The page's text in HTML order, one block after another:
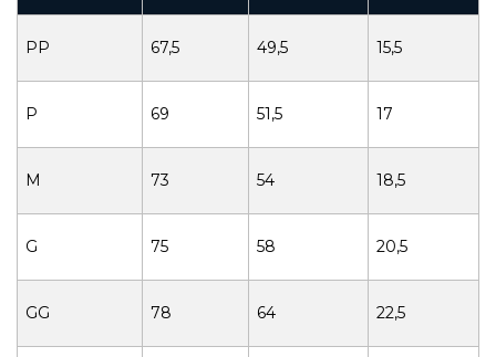
PP 67,5 49,5 15,5
P 69 51,5 17
M 73 54 18,5
G 75 58 20,5
GG 78 64 22,5